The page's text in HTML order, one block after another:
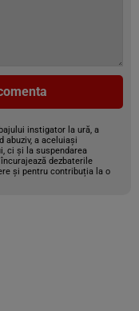
instigator la ură, a
abuziv, a aceluiași
ci și la suspendarea
dezbaterile
și pentru contribuția la o